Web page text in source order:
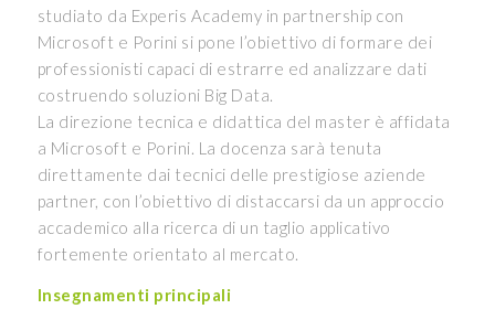
studiato da Experis Academy in partnership con
Microsoft e Porini si pone l’obiettivo di formare dei
professionisti capaci di estrarre ed analizzare dati
costruendo soluzioni Big Data.
La direzione tecnica e didattica del master è affidata
a Microsoft e Porini. La docenza sarà tenuta
direttamente dai tecnici delle prestigiose aziende
partner, con l’obiettivo di distaccarsi da un approccio
accademico alla ricerca di un taglio applicativo
fortemente orientato al mercato.
Insegnamenti principali